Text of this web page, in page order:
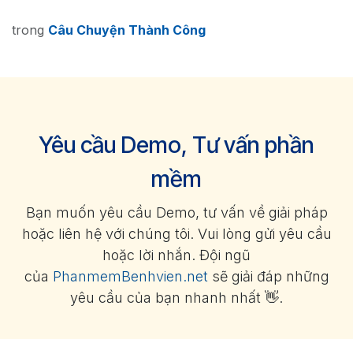
trong Câu Chuyện Thành Công
Yêu cầu Demo, Tư vấn phần
mềm
Bạn muốn yêu cầu Demo, tư vấn về giải pháp
hoặc liên hệ với chúng tôi. Vui lòng gửi yêu cầu
hoặc lời nhắn. Đội ngũ
của PhanmemBenhvien.net sẽ giải đáp những
yêu cầu của bạn nhanh nhất 👋.